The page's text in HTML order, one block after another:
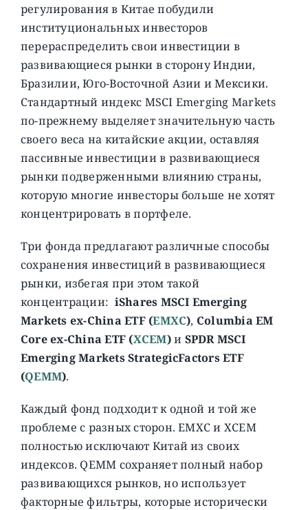
регулирования в Китае побудили
институциональных инвесторов
перераспределить свои инвестиции в
развивающиеся рынки в сторону Индии,
Бразилии, Юго-Восточной Азии и Мексики.
Стандартный индекс MSCI Emerging Markets
по-прежнему выделяет значительную часть
своего веса на китайские акции, оставляя
пассивные инвестиции в развивающиеся
рынки подверженными влиянию страны,
которую многие инвесторы больше не хотят
концентрировать в портфеле.
Три фонда предлагают различные способы
сохранения инвестиций в развивающиеся
рынки, избегая при этом такой
концентрации: iShares MSCI Emerging
Markets ex-China ETF (EMXC), Columbia EM
Core ex-China ETF (XCEM)и SPDR MSCI
Emerging Markets StrategicFactors ETF
(QEMM).
Каждый фонд подходит к одной и той же
проблеме с разных сторон. EMXC и XCEM
полностью исключают Китай из своих
индексов. QEMM сохраняет полный набор
развивающихся рынков, но использует
факторные фильтры, которые исторически